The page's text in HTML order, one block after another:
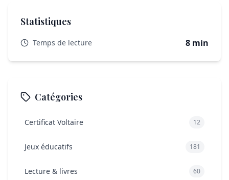
Un professeur peut-il punir un groupe sans identifier
collectives ?
Statistiques
Temps de lecture 8 min
Catégories
Certificat Voltaire 12
Jeux éducatifs 181
Lecture & livres 60